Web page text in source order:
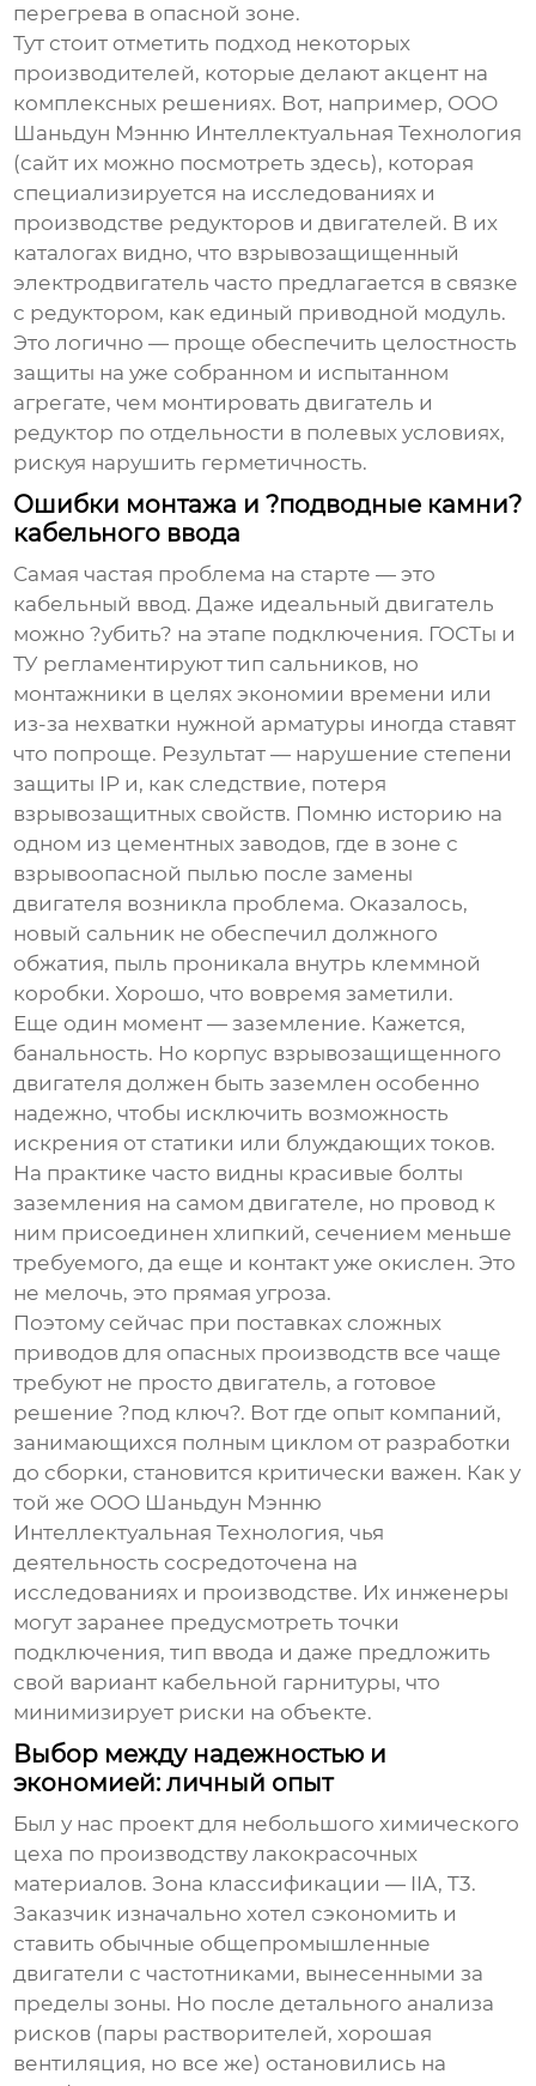
перегрева в опасной зоне.
Тут стоит отметить подход некоторых
производителей, которые делают акцент на
комплексных решениях. Вот, например, ООО
Шаньдун Мэнню Интеллектуальная Технология
(сайт их можно посмотретьздесь), которая
специализируется на исследованиях и
производстве редукторов и двигателей. В их
каталогах видно, что взрывозащищенный
электродвигатель часто предлагается в связке
с редуктором, как единый приводной модуль.
Это логично — проще обеспечить целостность
защиты на уже собранном и испытанном
агрегате, чем монтировать двигатель и
редуктор по отдельности в полевых условиях,
рискуя нарушить герметичность.
Ошибки монтажа и ?подводные камни?
кабельного ввода
Самая частая проблема на старте — это
кабельный ввод. Даже идеальный двигатель
можно ?убить? на этапе подключения. ГОСТы и
ТУ регламентируют тип сальников, но
монтажники в целях экономии времени или
из-за нехватки нужной арматуры иногда ставят
что попроще. Результат — нарушение степени
защиты IP и, как следствие, потеря
взрывозащитных свойств. Помню историю на
одном из цементных заводов, где в зоне с
взрывоопасной пылью после замены
двигателя возникла проблема. Оказалось,
новый сальник не обеспечил должного
обжатия, пыль проникала внутрь клеммной
коробки. Хорошо, что вовремя заметили.
Еще один момент — заземление. Кажется,
банальность. Но корпус взрывозащищенного
двигателя должен быть заземлен особенно
надежно, чтобы исключить возможность
искрения от статики или блуждающих токов.
На практике часто видны красивые болты
заземления на самом двигателе, но провод к
ним присоединен хлипкий, сечением меньше
требуемого, да еще и контакт уже окислен. Это
не мелочь, это прямая угроза.
Поэтому сейчас при поставках сложных
приводов для опасных производств все чаще
требуют не просто двигатель, а готовое
решение ?под ключ?. Вот где опыт компаний,
занимающихся полным циклом от разработки
до сборки, становится критически важен. Как у
той же ООО Шаньдун Мэнню
Интеллектуальная Технология, чья
деятельность сосредоточена на
исследованиях и производстве. Их инженеры
могут заранее предусмотреть точки
подключения, тип ввода и даже предложить
свой вариант кабельной гарнитуры, что
минимизирует риски на объекте.
Выбор между надежностью и
экономией: личный опыт
Был у нас проект для небольшого химического
цеха по производству лакокрасочных
материалов. Зона классификации — IIA, T3.
Заказчик изначально хотел сэкономить и
ставить обычные общепромышленные
двигатели с частотниками, вынесенными за
пределы зоны. Но после детального анализа
рисков (пары растворителей, хорошая
вентиляция, но все же) остановились на